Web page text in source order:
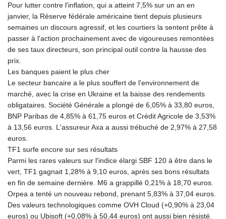
4056.705519
KMF 427.000174
KRW 1423.17952
KWD 0.30893
KYD 0.833171
22589.41952
LBP
89528.70601
LKR 335.825291
LRD 180.459725
LVL 0.60489
LYD 6.373118
MAD 9.327951
MDL 17.39541
MGA
Pour lutter contre l'inflation, qui a atteint 7,5% sur un an en
janvier, la Réserve fédérale américaine tient depuis plusieurs
semaines un discours agressif, et les courtiers la sentent prête à
passer à l'action prochainement avec de vigoureuses remontées
de ses taux directeurs, son principal outil contre la hausse des
prix.
Les banques paient le plus cher
Le secteur bancaire a le plus souffert de l'environnement de
marché, avec la crise en Ukraine et la baisse des rendements
obligataires. Société Générale a plongé de 6,05% à 33,80 euros,
BNP Paribas de 4,85% à 61,75 euros et Crédit Agricole de 3,53%
à 13,56 euros. L'assureur Axa a aussi trébuché de 2,97% à 27,58
euros.
TF1 surfe encore sur ses résultats
Parmi les rares valeurs sur l'indice élargi SBF 120 à être dans le
vert, TF1 gagnait 1,28% à 9,10 euros, après ses bons résultats
en fin de semaine dernière. M6 a grappillé 0,21% à 18,70 euros.
Orpea a tenté un nouveau rebond, prenant 5,83% à 37,04 euros.
Des valeurs technologiques comme OVH Cloud (+0,90% à 23,04
euros) ou Ubisoft (+0,08% à 50,44 euros) ont aussi bien résisté.